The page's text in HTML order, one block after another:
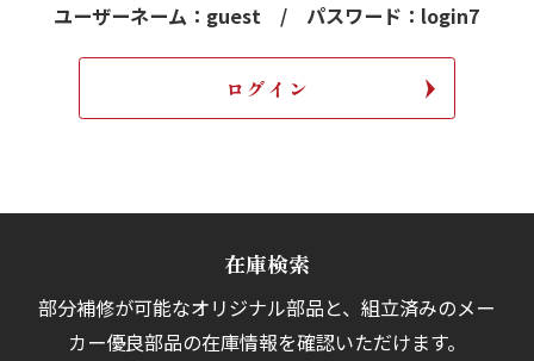
ユーザーネーム：guest / パスワード：login7
在庫検索
部分補修が可能なオリジナル部品と、組立済みのメー
カー優良部品の在庫情報を確認いただけます。